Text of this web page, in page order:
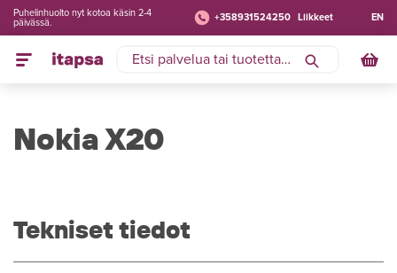
+358931524250 Liikkeet
Puhelinhuolto nyt kotoa käsin 2-4
päivässä.
EN
Nokia X20
Tekniset tiedot